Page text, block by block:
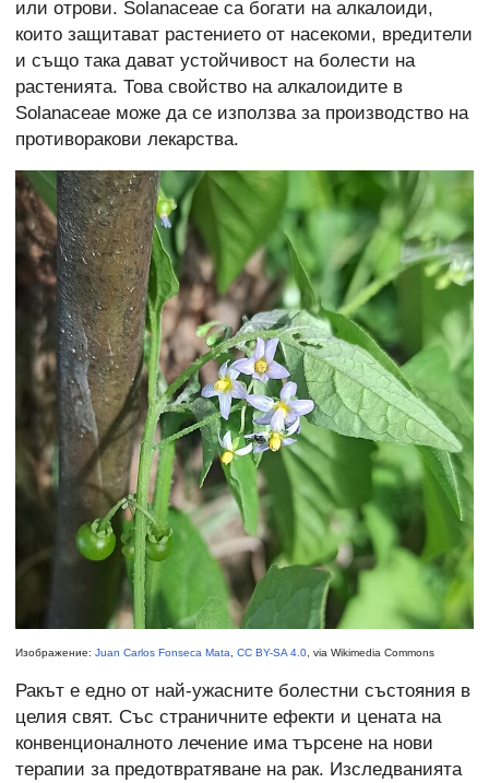
или отрови. Solanaceae са богати на алкалоиди,
които защитават растението от насекоми, вредители
и също така дават устойчивост на болести на
растенията. Това свойство на алкалоидите в
Solanaceae може да се използва за производство на
противоракови лекарства.
Изображение: Juan Carlos Fonseca Mata, CC BY-SA 4.0, via Wikimedia Commons
Ракът е едно от най-ужасните болестни състояния в
целия свят. Със страничните ефекти и цената на
конвенционалното лечение има търсене на нови
терапии за предотвратяване на рак. Изследванията